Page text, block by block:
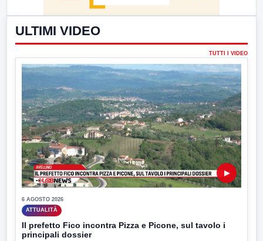
ULTIMI VIDEO
TUTTI I VIDEO
▶
6 AGOSTO 2026
ATTUALITÀ
Il prefetto Fico incontra Pizza e Picone, sul tavolo i
principali dossier